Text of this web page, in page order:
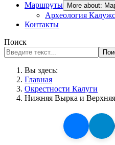
Маршруты
More about:
Археология
Контакты
Поиск
Вы здесь:
Главная
Окрестности Калуги
Нижняя Вырка и